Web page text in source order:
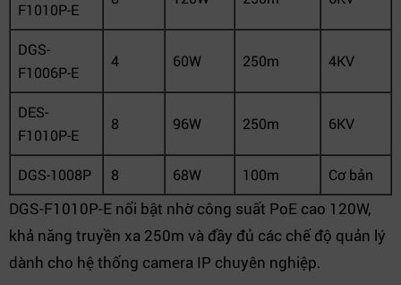
F1010P-E
DGS-
F1006P-E
4 60W 250m 4KV
DES-
F1010P-E
8 96W 250m 6KV
DGS-1008P 8 68W 100m Cơ bản
DGS-F1010P-E nổi bật nhờ công suất PoE cao 120W,
khả năng truyền xa 250m và đầy đủ các chế độ quản lý
dành cho hệ thống camera IP chuyên nghiệp.